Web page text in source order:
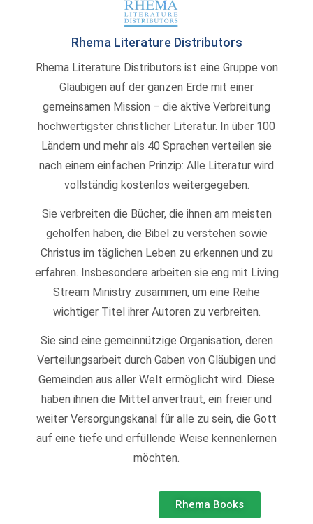
Rhema Literature Distributors
Rhema Literature Distributors ist eine Gruppe von
Gläubigen auf der ganzen Erde mit einer
gemeinsamen Mission – die aktive Verbreitung
hochwertigster christlicher Literatur. In über 100
Ländern und mehr als 40 Sprachen verteilen sie
nach einem einfachen Prinzip: Alle Literatur wird
vollständig kostenlos weitergegeben.
Sie verbreiten die Bücher, die ihnen am meisten
geholfen haben, die Bibel zu verstehen sowie
Christus im täglichen Leben zu erkennen und zu
erfahren. Insbesondere arbeiten sie eng mit Living
Stream Ministry zusammen, um eine Reihe
wichtiger Titel ihrer Autoren zu verbreiten.
Sie sind eine gemeinnützige Organisation, deren
Verteilungsarbeit durch Gaben von Gläubigen und
Gemeinden aus aller Welt ermöglicht wird. Diese
haben ihnen die Mittel anvertraut, ein freier und
weiter Versorgungskanal für alle zu sein, die Gott
auf eine tiefe und erfüllende Weise kennenlernen
möchten.
Rhema Books